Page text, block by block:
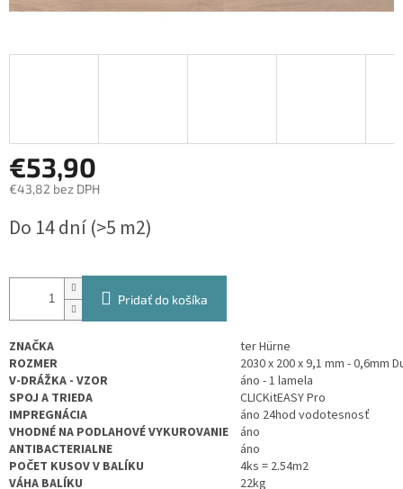
€53,90
€43,82 bez DPH
cena:
Do 14 dní(>5 m2)
Pridať do košíka
ZNAČKA
ter Hürne
ROZMER
2030 x 200 x 9,1 mm - 0,6mm
V-DRÁŽKA - VZOR
áno - 1 lamela
SPOJ A TRIEDA
CLICKitEASY Pro
IMPREGNÁCIA
áno 24hod vodotesnosť
VHODNÉ NA PODLAHOVÉ VYKUROVANIE
áno
ANTIBACTERIALNE
áno
POČET KUSOV V BALÍKU
4ks = 2.54m2
VÁHA BALÍKU
22kg